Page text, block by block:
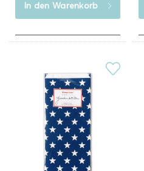
In den Warenkorb